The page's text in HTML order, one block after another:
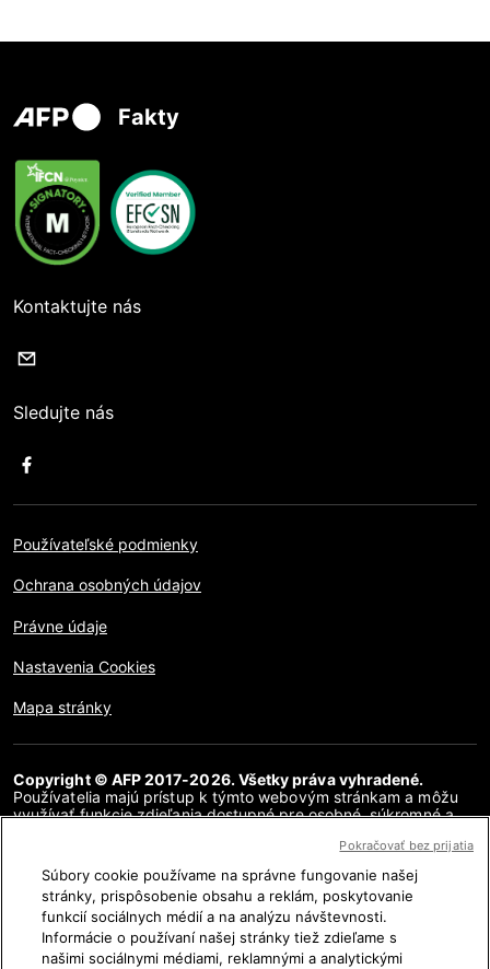
Fakty
Kontaktujte nás
Sledujte nás
Používateľské podmienky
Ochrana osobných údajov
Právne údaje
Nastavenia Cookies
Mapa stránky
Copyright © AFP 2017-2026. Všetky práva vyhradené.
Používatelia majú prístup k týmto webovým stránkam a môžu
využívať funkcie zdieľania dostupné pre osobné, súkromné a
reprodukcia, komunikácia pre verejnosť alebo distribúcia
obsahu tejto webovej stránky, či už v celku alebo čiastočne, na
akékoľvek iné účely a/alebo akýmkoľvek iným spôsobom, bez
osobitnej licenčnej zmluvy podpísanej s AFP, je prísne
zakázaná. Obsah zobrazený alebo zahrnutý prostredníctvom
hypertextových odkazov v článkoch AFP Fakty sa poskytuje v
rozsahu potrebnom na vysvetlenie overenia príslušných
Súbory cookie používame na správne fungovanie našej
stránky, prispôsobenie obsahu a reklám, poskytovanie
funkcií sociálnych médií a na analýzu návštevnosti.
Informácie o používaní našej stránky tiež zdieľame s
našimi sociálnymi médiami, reklamnými a analytickými
Pokračovať bez prijatia